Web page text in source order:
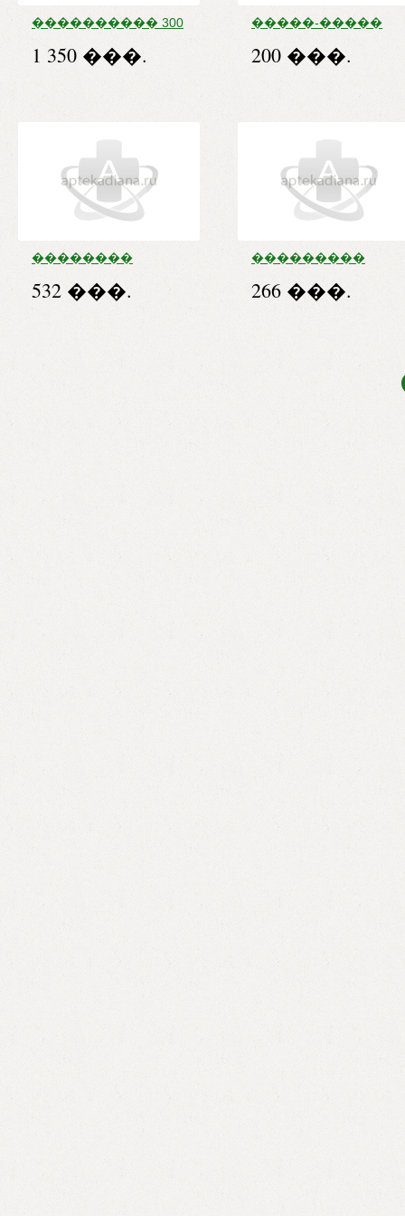
���������� 300
1 350 ���.
�����-�����
�������� 35�
200 ���.
��������
532 ���.
���������
266 ���.